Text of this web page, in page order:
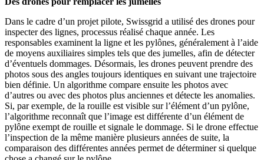
Dans le cadre d’un projet pilote, Swissgrid a utilisé des drones pour
inspecter des lignes, processus réalisé chaque année. Les
responsables examinent la ligne et les pylônes, généralement à l’aide
de moyens auxiliaires simples tels que des jumelles, afin de détecter
d’éventuels dommages. Désormais, les drones peuvent prendre des
photos sous des angles toujours identiques en suivant une trajectoire
bien définie. Un algorithme compare ensuite les photos avec
d’autres ou avec des photos plus anciennes et détecte les anomalies.
Si, par exemple, de la rouille est visible sur l’élément d’un pylône,
l’algorithme reconnaît que l’image est différente d’un élément de
pylône exempt de rouille et signale le dommage. Si le drone effectue
l’inspection de la même manière plusieurs années de suite, la
comparaison des différentes années permet de déterminer si quelque